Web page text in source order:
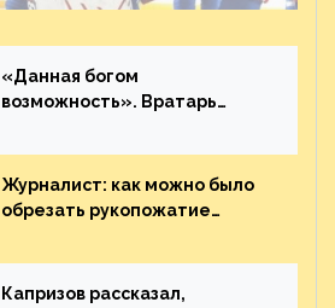
«Данная богом
возможность». Вратарь
броске бутылкой в Кадри
Журналист: как можно было
обрезать рукопожатие
Плохая работа, ESPN
Капризов рассказал,